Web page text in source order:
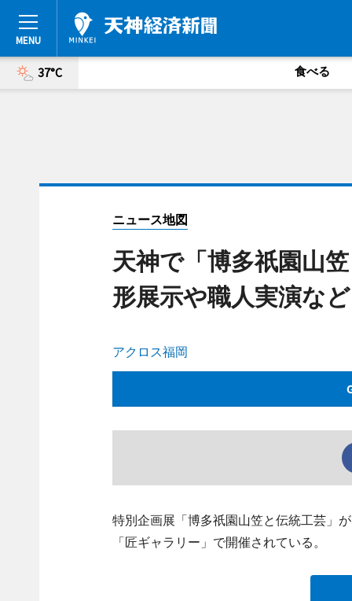
37°C 食べる
ニュース地図
天神で「博多祇園山
形展示や職人実演など
アクロス福岡
特別企画展「博多祇園山笠と伝統工芸」
「匠ギャラリー」で開催されている。